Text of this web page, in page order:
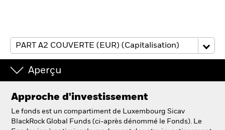
Investisseurs particuliers
Change location
FR
Aperçu
Approche d'investissement
Le fonds est un compartiment de Luxembourg Sicav
BlackRock Global Funds (ci-après dénommé le Fonds). Le